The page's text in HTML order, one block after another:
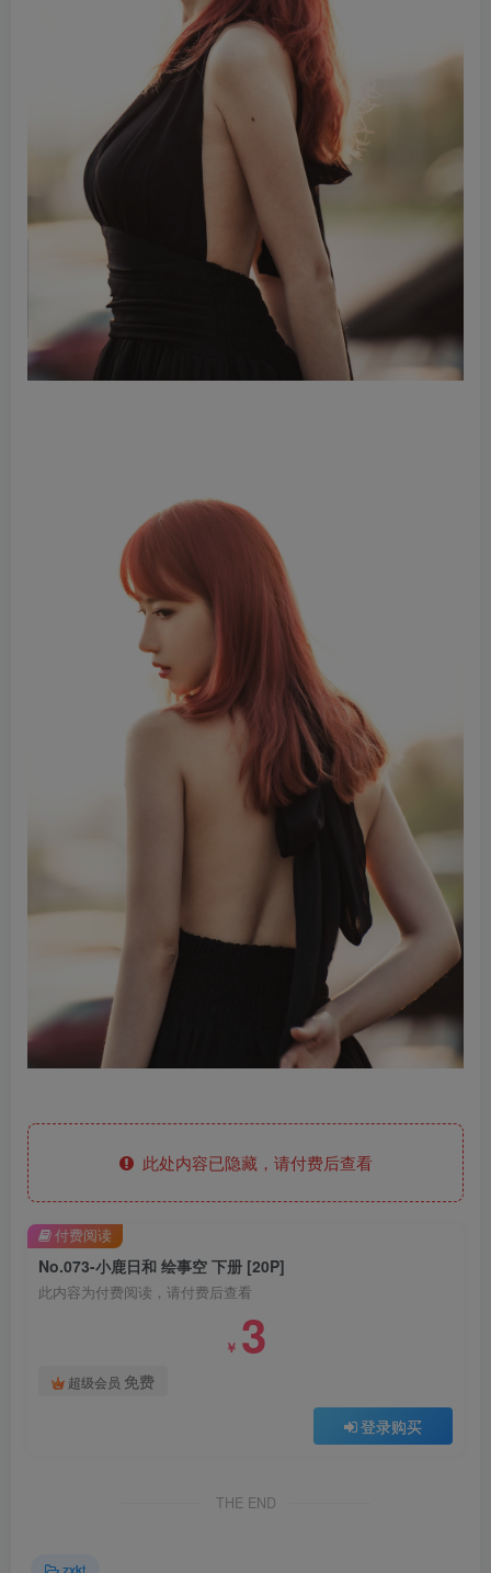
此处内容已隐藏，请付费后查看
No.073-小鹿日和 绘事空 下册 [20P]
此内容为付费阅读，请付费后查看
￥ 3
超级会员 免费
登录购买
付费阅读
THE END
zxkt